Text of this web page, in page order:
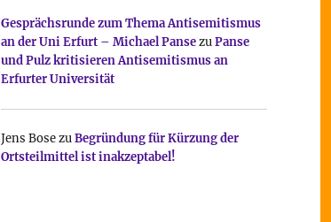
Gesprächsrunde zum Thema Antisemitismus
an der Uni Erfurt – Michael PansezuPanse
und Pulz kritisieren Antisemitismus an
Erfurter Universität
Jens BosezuBegründung für Kürzung der
Ortsteilmittel ist inakzeptabel!